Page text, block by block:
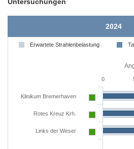
2024
Erwartete Strahlenbelastung
Klinikum Bremerhaven
Rotes Kreuz Krh.
Links der Weser
0
Zweck:
Einverständnis-Optionen des
EXTERNE MEDIEN